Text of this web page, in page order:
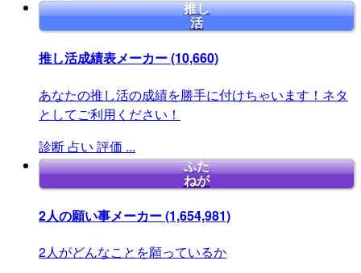
推し
活
推し活成績表メーカー(10,660)
あなたの推し活の成績を勝手に付けちゃいます！ネタ
としてご利用ください！
診断 占い 評価 ...
ふた
ねが
2人の願い事メーカー(1,654,981)
2人がどんなことを願っているか